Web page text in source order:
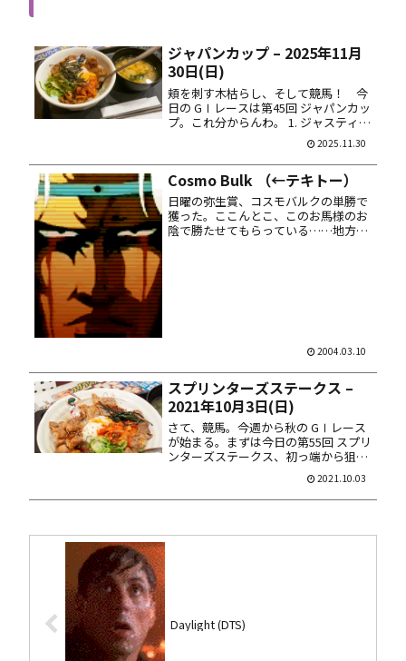
ジャパンカップ – 2025年11月
30日(日)
頬を刺す木枯らし、そして競馬！ 今
日の GⅠレースは第45回 ジャパンカッ
プ。これ分からんわ。 1. ジャスティン
パレス 2. クロワデュノール 8. カラン
ダガン 14. ダノンデサイル 15. マスカ
レードボール 馬券は馬連ＢＯＸ 10...
2025.11.30
Cosmo Bulk （←テキトー）
日曜の弥生賞、コスモバルクの単勝で
獲った。ここんとこ、このお馬様のお
陰で勝たせてもらっている……地方馬
2004.03.10
スプリンターズステークス –
2021年10月3日(日)
さて、競馬。今週から秋の GⅠレース
が始まる。まずは今日の第55回 スプリ
ンターズステークス、初っ端から狙っ
ていくぞ！ 1. シヴァージ 4. ピクシー
ナイト 9. クリノガウディー 12. レシス
テンシア 14. ダノンスマッシュ 馬券
2021.10.03
Daylight (DTS)